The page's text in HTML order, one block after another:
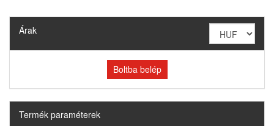
Árak
Boltba belép
Termék paraméterek